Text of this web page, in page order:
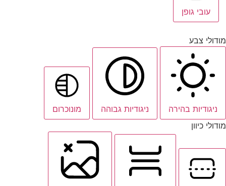
עובי גופן
מודולי צבע
ניגודיות בהירה ניגודיות גבוהה
מונוכרום
מודולי כיוון